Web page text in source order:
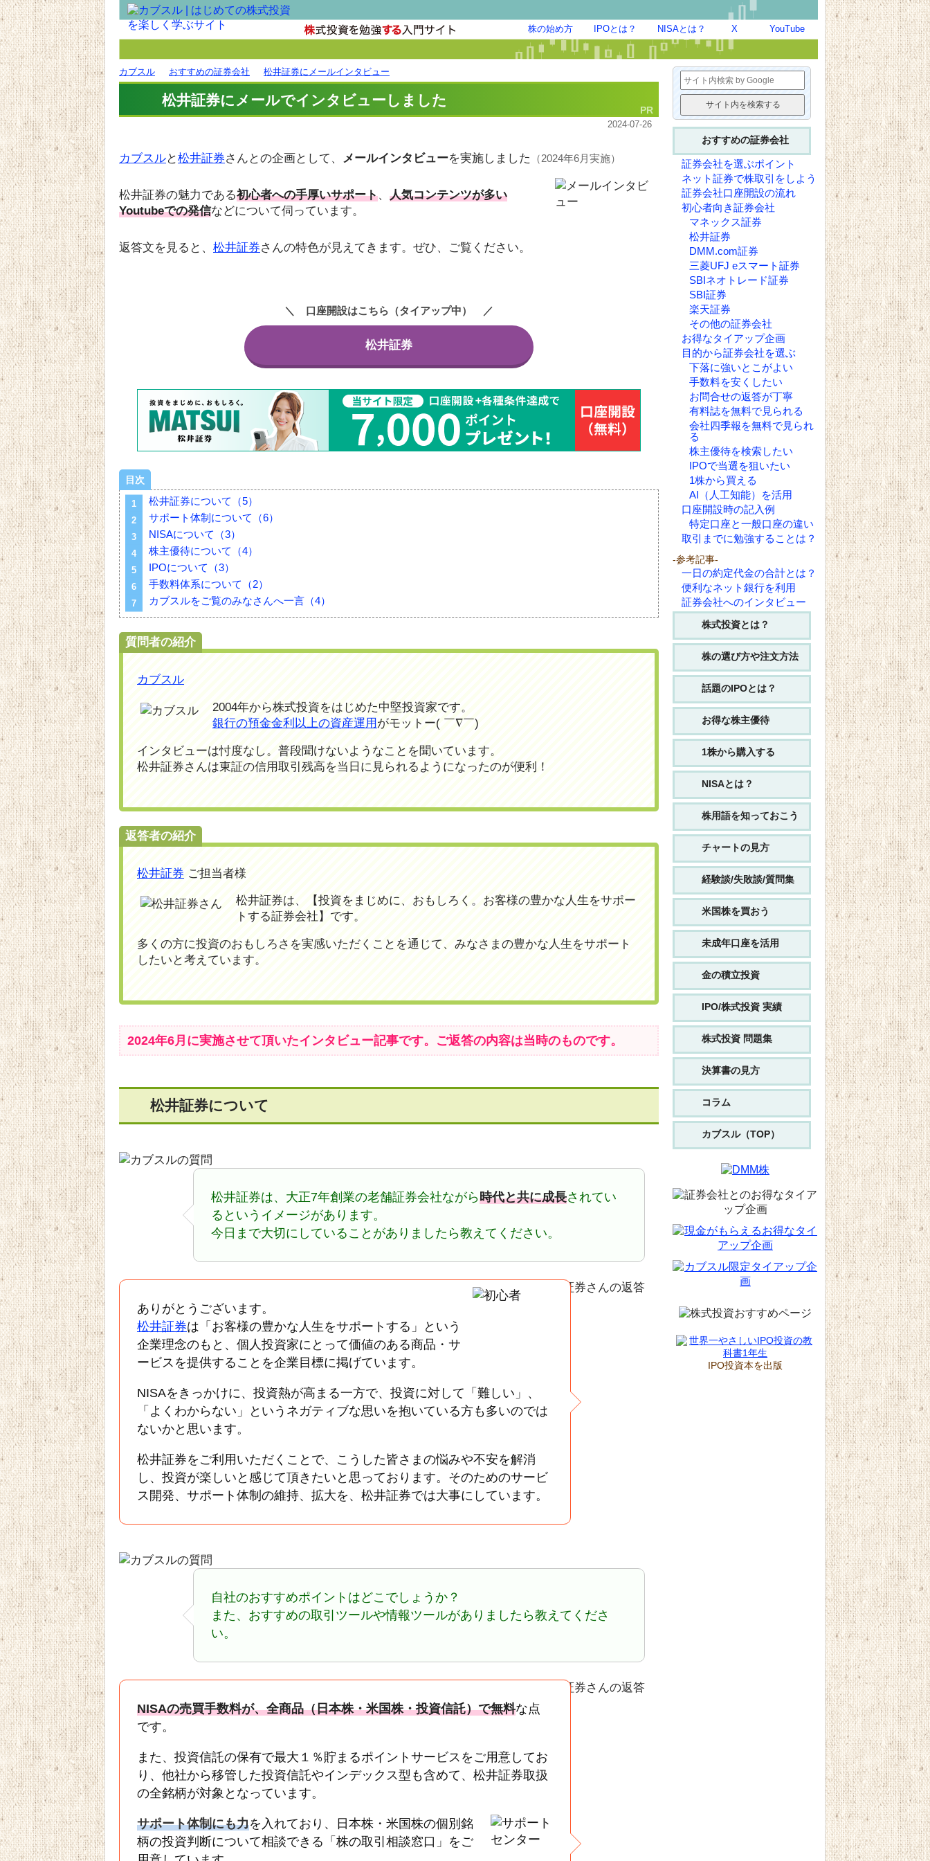
株の始め方 IPOとは？ NISAとは？ X YouTube
カブスル おすすめの証券会社 松井証券にメールインタビュー
松井証券にメールでインタビューしました
2024-07-26
カブスルと松井証券さんとの企画として、 メールインタビューを実施しました （2024年6月実施）
松井証券の魅力である初心者への手厚いサポート、 人気コンテンツが多い
Youtubeでの発信などについて伺っています。
返答文を見ると、 松井証券さんの特色が見えてきます。ぜひ、ご覧ください。
松井証券
口座開設はこちら（タイアップ中）
目次
松井証券について（5）
サポート体制について（6）
NISAについて（3）
株主優待について（4）
IPOについて（3）
手数料体系について（2）
カブスルをご覧のみなさんへ一言（4）
質問者の紹介
カブスル
2004年から株式投資をはじめた中堅投資家です。
銀行の預金金利以上の資産運用 がモットー( ￣∇￣)
インタビューは忖度なし。普段聞けないようなことを聞いています。
松井証券さんは東証の信用取引残高を当日に見られるようになったのが便利！
返答者の紹介
松井証券 ご担当者様
松井証券は、【投資をまじめに、おもしろく。お客様の豊かな人生をサポー
トする証券会社】です。
多くの方に投資のおもしろさを実感いただくことを通じて、みなさまの豊かな人生をサポート
したいと考えています。
2024年6月に実施させて頂いたインタビュー記事です。ご返答の内容は当時のものです。
松井証券について
松井証券は、大正7年創業の老舗証券会社ながら時代と共に成長されてい
るというイメージがあります。
今日まで大切にしていることがありましたら教えてください。
ありがとうございます。
松井証券は「お客様の豊かな人生をサポートする」という
企業理念のもと、個人投資家にとって価値のある商品・サ
ービスを提供することを企業目標に掲げています。
NISAをきっかけに、投資熱が高まる一方で、投資に対して「難しい」、
「よくわからない」というネガティブな思いを抱いている方も多いのでは
ないかと思います。
松井証券をご利用いただくことで、こうした皆さまの悩みや不安を解消
し、投資が楽しいと感じて頂きたいと思っております。そのためのサービ
ス開発、サポート体制の維持、拡大を、松井証券では大事にしています。
自社のおすすめポイントはどこでしょうか？
また、おすすめの取引ツールや情報ツールがありましたら教えてくださ
い。
NISAの売買手数料が、全商品（日本株・米国株・投資信託）で無料な点
です。
また、投資信託の保有で最大１％貯まるポイントサービスをご用意してお
り、他社から移管した投資信託やインデックス型も含めて、松井証券取扱
の全銘柄が対象となっています。
サポート体制にも力を入れており、日本株・米国株の個別銘
柄の投資判断について相談できる「株の取引相談窓口」をご
おすすめの証券会社
証券会社を選ぶポイント
ネット証券で株取引をしよう
証券会社口座開設の流れ
初心者向き証券会社
マネックス証券
松井証券
DMM.com証券
三菱UFJ eスマート証券
SBIネオトレード証券
SBI証券
楽天証券
その他の証券会社
お得なタイアップ企画
目的から証券会社を選ぶ
下落に強いとこがよい
手数料を安くしたい
お問合せの返答が丁寧
有料誌を無料で見られる
会社四季報を無料で見られ
る
株主優待を検索したい
IPOで当選を狙いたい
1株から買える
AI（人工知能）を活用
口座開設時の記入例
特定口座と一般口座の違い
取引までに勉強することは？
-参考記事-
一日の約定代金の合計とは？
便利なネット銀行を利用
証券会社へのインタビュー
株式投資とは？
株の選び方や注文方法
話題のIPOとは？
お得な株主優待
1株から購入する
NISAとは？
株用語を知っておこう
チャートの見方
経験談/失敗談/質問集
米国株を買おう
未成年口座を活用
金の積立投資
IPO/株式投資 実績
株式投資 問題集
決算書の見方
コラム
カブスル（TOP）
IPO投資本を出版